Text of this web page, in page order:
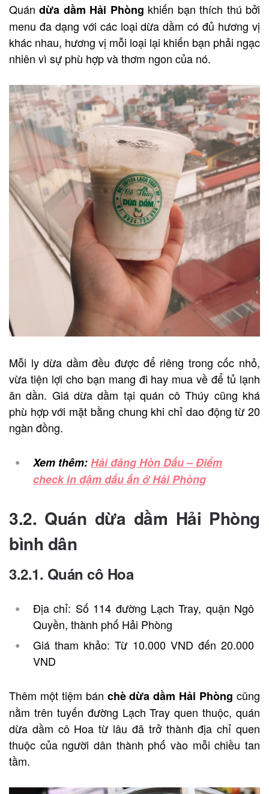
Quándừa dầm Hải Phòng khiến bạn thích thú bởi
menu đa dạng với các loại dừa dầm có đủ hương vị
khác nhau, hương vị mỗi loại lại khiến bạn phải ngạc
nhiên vì sự phù hợp và thơm ngon của nó.
Mỗi ly dừa dầm đều được để riêng trong cốc nhỏ,
vừa tiện lợi cho bạn mang đi hay mua về để tủ lạnh
ăn dần. Giá dừa dầm tại quán cô Thúy cũng khá
phù hợp với mặt bằng chung khi chỉ dao động từ 20
ngàn đồng.
Xem thêm:Hải đăng Hòn Dấu – Điểm
check in đậm dấu ấn ở Hải Phòng
3.2. Quán dừa dầm Hải Phòng
bình dân
3.2.1. Quán cô Hoa
Địa chỉ: Số 114 đường Lạch Tray, quận Ngô
Quyền, thành phố Hải Phòng
Giá tham khảo: Từ 10.000 VND đến 20.000
VND
Thêm một tiệm bán chè dừa dầm Hải Phòng cũng
nằm trên tuyến đường Lạch Tray quen thuộc, quán
dừa dầm cô Hoa từ lâu đã trở thành địa chỉ quen
thuộc của người dân thành phố vào mỗi chiều tan
tầm.